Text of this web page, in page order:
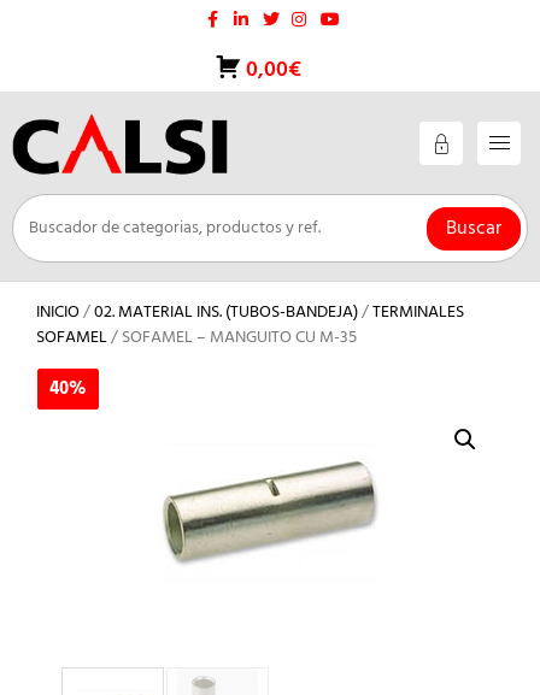
0,00€
Buscar
INICIO/02. MATERIAL INS. (TUBOS-BANDEJA)/TERMINALES
SOFAMEL/ SOFAMEL – MANGUITO CU M-35
40%
40%